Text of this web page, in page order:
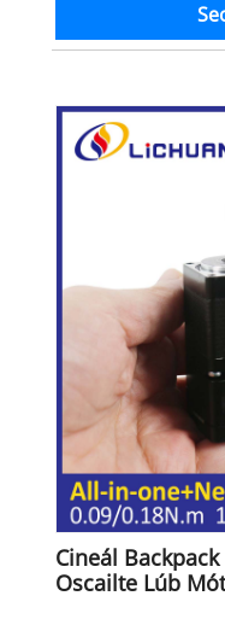
Cineál
Oscailte Lúb